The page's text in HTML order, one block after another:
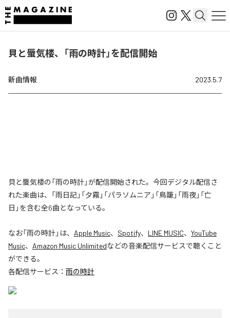
貝と蜃気楼、「雨の時計」を配信開始
新曲情報 2023.5.7
貝と蜃気楼の「雨の時計」が配信開始された。今回デジタル配信さ
れた楽曲は、「雨日記」「夕霧」「パラソムニア」「鳥籠」「雨夜」「亡
日」を含む全6曲となっている。
なお「雨の時計」は、 Apple Music、 Spotify、 LINE MUSIC、 YouTube
Music、 Amazon Music Unlimitedなどの音楽配信サービスで聴くこと
ができる。
各配信サービス： 雨の時計